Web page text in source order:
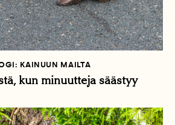
KAINUUN MAILTA
kun minuutteja säästyy